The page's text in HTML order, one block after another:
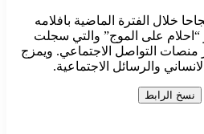
خلال الفترة الماضية بافلامه
“احلام على الموج” والتي سجلت
عبر منصات التواصل الاجتماعي. ويمزج
والرسائل الاجتماعية.
نسخ الرابط